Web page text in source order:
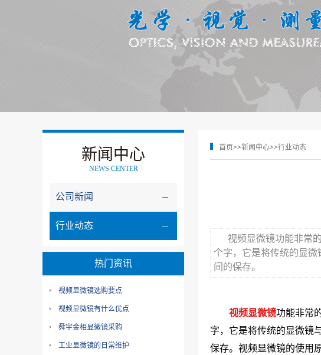
新闻中心
NEWS CENTER
公司新闻
行业动态
热门资讯
视频显微镜选购要点
视频显微镜有什么优点
舜宇金相显微镜采购
工业显微镜的日常维护
首页>>新闻中心>>行业动态
视频显微镜功能非常
个字，它是将传统的显
间的保存。
视频显微镜功能非常
字，它是将传统的显微镜
保存。视频显微镜的使用